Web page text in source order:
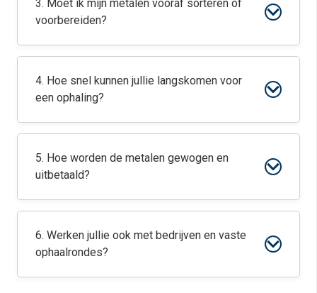
3. Moet ik mijn metalen vooraf sorteren of
voorbereiden?
4. Hoe snel kunnen jullie langskomen voor
een ophaling?
5. Hoe worden de metalen gewogen en
uitbetaald?
6. Werken jullie ook met bedrijven en vaste
ophaalrondes?